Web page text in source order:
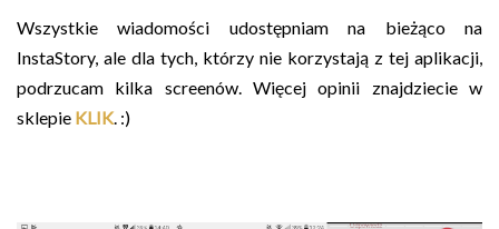
Wszystkie wiadomości udostępniam na bieżąco na
InstaStory, ale dla tych, którzy nie korzystają z tej aplikacji,
podrzucam kilka screenów. Więcej opinii znajdziecie w
sklepie KLIK. :)